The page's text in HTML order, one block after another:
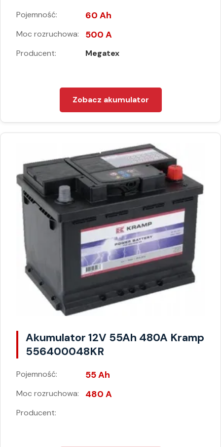
Pojemność: 60 Ah
Moc rozruchowa: 500 A
Producent: Megatex
Zobacz akumulator
Akumulator 12V 55Ah 480A Kramp
556400048KR
Pojemność: 55 Ah
Moc rozruchowa: 480 A
Producent: